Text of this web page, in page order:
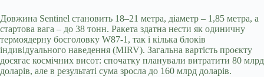
Довжина Sentinel становить 18–21 метра, діаметр – 1,85 метра, а
стартова вага – до 38 тонн. Ракета здатна нести як одиничну
термоядерну боєголовку W87-1, так і кілька блоків
індивідуального наведення (MIRV). Загальна вартість проєкту
досягає космічних висот: спочатку планували витратити 80 млрд
доларів, але в результаті сума зросла до 160 млрд доларів.